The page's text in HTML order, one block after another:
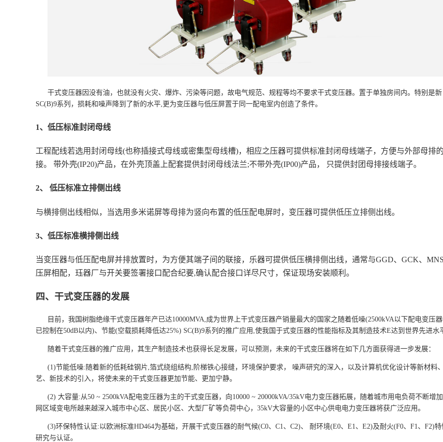
干式变压器因没有油，也就没有火灾、爆炸、污染等问题，故电气规范、规程等均不要求干式变压器。置于单独房间内。特别是新
SC(B)9系列，损耗和噪声降到了新的水平,更为变压器与低压屏置于同一配电室内创造了条件。
1、低压标准封闭母线
工程配线若选用封闭母线(也称插接式母线或密集型母线槽)，相应之压器可提供标准封闭母线端子，方便与外部母排
接。 带外壳(IP20)产品，在外壳顶盖上配套提供封闭母线法兰;不带外壳(IP00)产品， 只提供封团母排接线端子。
2、 低压标准立排侧出线
与横排侧出线相似，当选用多米诺屏等母排为竖向布置的低压配电屏时，变压器可提供低压立排侧出线。
3、低压标准横排侧出线
当变压器与低压配电屏并排放置时，为方便其端子间的联接，乐器可提供低压横排侧出线，通常与GGD、GCK、
压屏相配，珏器厂与开关要签署接口配合纪要,确认配合接口详尽尺寸，保证现场安装顺利。
四、干式变压器的发展
目前，我国树脂绝缘干式变压器年产已达10000MVA,成为世界上干式变压器产销量最大的国家之随着低噪(2500kVA以下配电变压
已控制在50dB以内)、节能(空载损耗降低达25%) SC(B)9系列的推广应用,使我国于式变压器的性能指标及其制造技术E达到世界先进水
随着干式变压器的推广应用，其生产制造技术也获得长足发展，可以预测，未来的干式变压器将在如下几方面获得进一步发展：
(1)节能低噪:随着新的低耗硅钢片,箔式绕组结构,阶梯铁心接缝，环境保护要求， 噪声研究的深入，以及计算机优化设计等新材料
艺、新技术的引入，将使未来的干式变压器更加节能、更加宁静。
(2) 大容量:从50 ~ 2500kVA配电变压器为主的干式变压器，向10000 ~ 20000kVA/35kV电力变压器拓展，随着城市用电负荷不断增
网区域变电所越来越深入城市中心区、居民小区、大型厂矿等负荷中心，35kV大容量的小区中心供电电力变压器将获广泛应用。
(3)环保特性认证:以欧洲标准HD464为基础，开展干式变压器的耐气候(C0、C1、C2)、 耐环境(E0、E1、E2)及耐火(F0、F1、F2)特
研究与认证。